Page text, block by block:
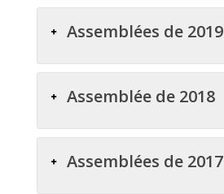
Assemblées de 2019
Assemblée de 2018
Assemblées de 2017